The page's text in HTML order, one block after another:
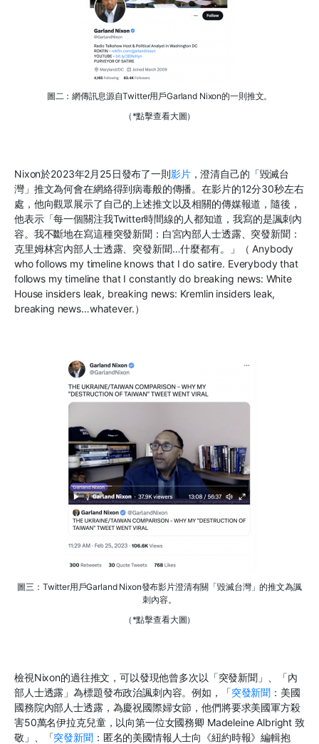
圖二：網傳訊息源自Twitter用戶Garland Nixon的一則推文。
（*點擊查看大圖）
Nixon於2023年2月 25日發布了一則影片，澄清自己的「毀滅台
灣」推文為何會在網絡得到病毒般的傳播。在影片的12分30秒左右
處，他向觀眾展示了自己的上述推文以及相關的傳媒報道，隨後，
他表示「每一個關注我Twitter時間線的人都知道，我寫的是諷刺內
容。我不斷地在寫這種突發新聞：白宮內部人士透露、突發新聞：
克里姆林宮內部人士透露、突發新聞…什麼都有。」（ Anybody
who follows my timeline knows that I do satire. Everybody that
follows my timeline that I constantly do breaking news: White
House insiders leak, breaking news: Kremlin insiders leak,
breaking news…whatever.）
圖三：Twitter用戶Garland Nixon發布影片澄清有關「毀滅台灣」的推文為諷
刺內容。
（*點擊查看大圖）
檢視Nixon的過往推文，可以發現他曾多次以「突發新聞」、「內
部人士透露」為標題發布政治諷刺內容。例如，「突發新聞 ：美國
國務院內部人士透露，為慶祝國際婦女節，他們將要求美國軍方殺
害50萬名伊拉克兒童，以向第一位女國務卿 Madeleine Albright致
敬」、「突發新聞：匿名的美國情報人士向《紐約時報》編輯抱